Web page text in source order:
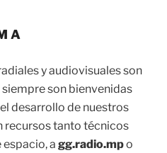
y audiovisuales son
son bienvenidas
desarrollo de nuestros
recursos tanto técnicos
a gg.radio.mpo